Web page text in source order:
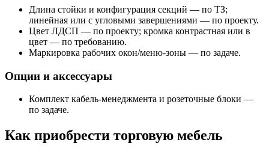
Длина стойки и конфигурация секций — по ТЗ;
линейная или с угловыми завершениями — по проекту.
Цвет ЛДСП — по проекту; кромка контрастная или в
цвет — по требованию.
Маркировка рабочих окон/меню‑зоны — по задаче.
Опции и аксессуары
Комплект кабель‑менеджмента и розеточные блоки —
по задаче.
Как приобрести торговую мебель